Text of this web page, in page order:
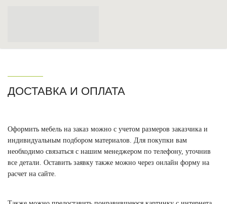
ДОСТАВКА И ОПЛАТА
Оформить мебель на заказ можно с учетом размеров заказчика и
индивидуальным подбором материалов. Для покупки вам
необходимо связаться с нашим менеджером по телефону, уточнив
все детали. Оставить заявку также можно через онлайн форму на
расчет на сайте.